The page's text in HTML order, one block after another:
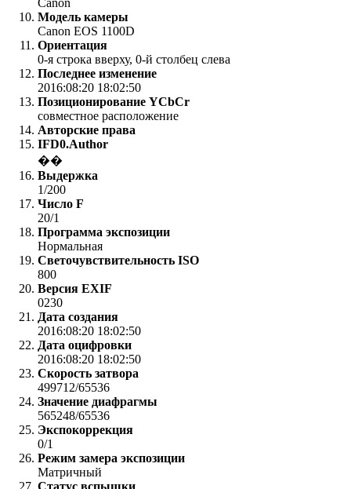
Canon
Модель камеры
Canon EOS 1100D
Ориентация
0-я строка вверху, 0-й столбец слева
Последнее изменение
2016:08:20 18:02:50
Позиционирование YCbCr
совместное расположение
Авторские права
IFD0.Author
��
Выдержка
1/200
Число F
20/1
Программа экспозиции
Нормальная
Светочувствительность ISO
800
Версия EXIF
0230
Дата создания
2016:08:20 18:02:50
Дата оцифровки
2016:08:20 18:02:50
Скорость затвора
499712/65536
Значение диафрагмы
565248/65536
Экспокоррекция
0/1
Режим замера экспозиции
Матричный